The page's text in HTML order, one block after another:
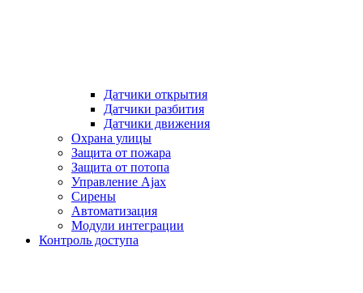
Датчики открытия
Датчики разбития
Датчики движения
Охрана улицы
Защита от пожара
Защита от потопа
Управление Ajax
Сирены
Автоматизация
Модули интеграции
Контроль доступа